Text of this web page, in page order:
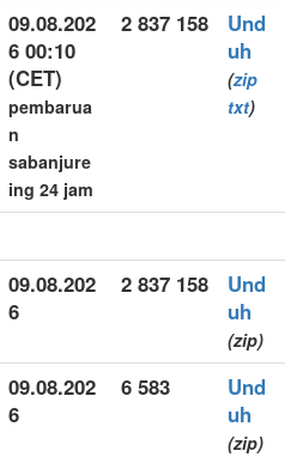
09.08.202
6 00:10
(CET)
pembarua
n
sabanjure
ing 24 jam
2 837 158
Und
uh
(zip
txt)
09.08.202
6
2 837 158
Und
uh
(zip)
09.08.202
6
6 583
Und
uh
(zip)